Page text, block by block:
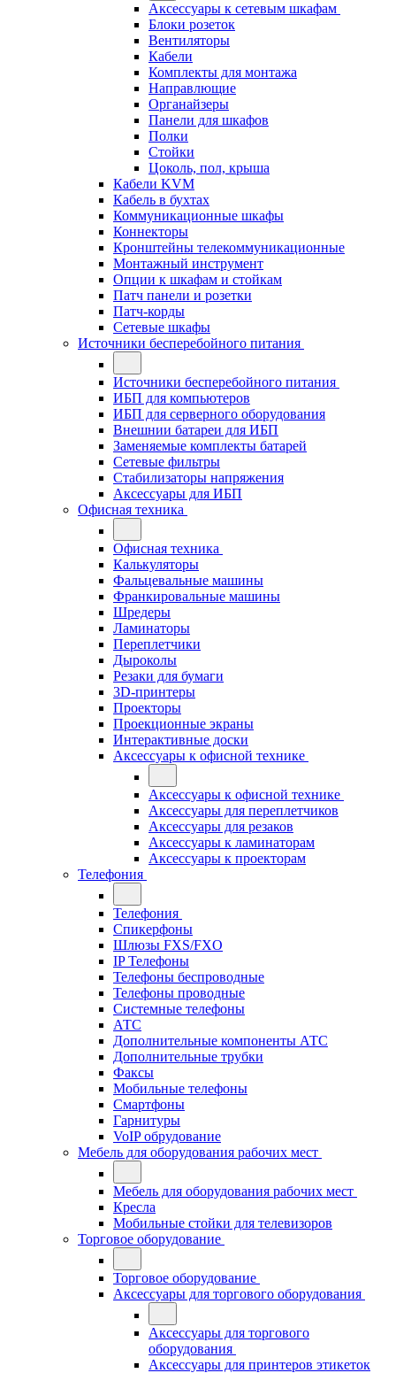
Аксессуары к сетевым шкафам
Блоки розеток
Вентиляторы
Кабели
Комплекты для монтажа
Направлющие
Органайзеры
Панели для шкафов
Полки
Стойки
Цоколь, пол, крыша
Кабели KVM
Кабель в бухтах
Коммуникационные шкафы
Коннекторы
Кронштейны телекоммуникационные
Монтажный инструмент
Опции к шкафам и стойкам
Патч панели и розетки
Патч-корды
Сетевые шкафы
Источники бесперебойного питания
Источники бесперебойного питания
ИБП для компьютеров
ИБП для серверного оборудования
Внешнии батареи для ИБП
Заменяемые комплекты батарей
Сетевые фильтры
Стабилизаторы напряжения
Аксессуары для ИБП
Офисная техника
Офисная техника
Калькуляторы
Фальцевальные машины
Франкировальные машины
Шредеры
Ламинаторы
Переплетчики
Дыроколы
Резаки для бумаги
3D-принтеры
Проекторы
Проекционные экраны
Интерактивные доски
Аксессуары к офисной технике
Аксессуары к офисной технике
Аксессуары для переплетчиков
Аксессуары для резаков
Аксессуары к ламинаторам
Аксессуары к проекторам
Телефония
Телефония
Спикерфоны
Шлюзы FXS/FXO
IP Телефоны
Телефоны беспроводные
Телефоны проводные
Системные телефоны
АТС
Дополнительные компоненты АТС
Дополнительные трубки
Факсы
Мобильные телефоны
Смартфоны
Гарнитуры
VoIP обрудование
Мебель для оборудования рабочих мест
Мебель для оборудования рабочих мест
Кресла
Мобильные стойки для телевизоров
Торговое оборудование
Торговое оборудование
Аксессуары для торгового оборудования
Аксессуары для торгового
оборудования
Аксессуары для принтеров этикеток